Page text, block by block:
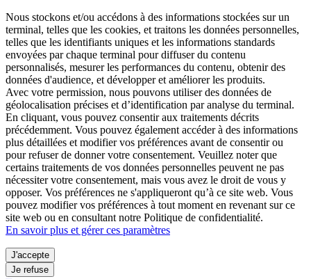
Nous stockons et/ou accédons à des informations stockées sur un
terminal, telles que les cookies, et traitons les données personnelles,
telles que les identifiants uniques et les informations standards
envoyées par chaque terminal pour diffuser du contenu
personnalisés, mesurer les performances du contenu, obtenir des
données d'audience, et développer et améliorer les produits.
Avec votre permission, nous pouvons utiliser des données de
géolocalisation précises et d’identification par analyse du terminal.
En cliquant, vous pouvez consentir aux traitements décrits
précédemment. Vous pouvez également accéder à des informations
plus détaillées et modifier vos préférences avant de consentir ou
pour refuser de donner votre consentement. Veuillez noter que
certains traitements de vos données personnelles peuvent ne pas
nécessiter votre consentement, mais vous avez le droit de vous y
opposer. Vos préférences ne s'appliqueront qu’à ce site web. Vous
pouvez modifier vos préférences à tout moment en revenant sur ce
site web ou en consultant notre Politique de confidentialité.
En savoir plus et gérer ces paramètres
J'accepte
Je refuse